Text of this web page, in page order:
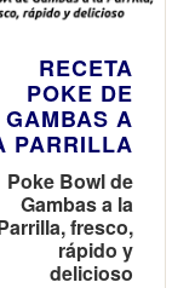
RECETA
POKE DE
GAMBAS A
PARRILLA
Poke Bowl de
Gambas a la
fresco,
rápido y
delicioso